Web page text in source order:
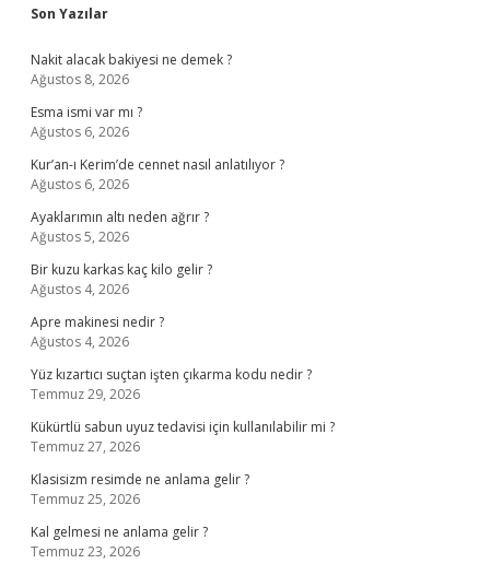
Sidebar
Son Yazılar
Nakit alacak bakiyesi ne demek ?
Ağustos 8, 2026
Esma ismi var mı ?
Ağustos 6, 2026
Kur’an-ı Kerim’de cennet nasıl anlatılıyor ?
Ağustos 6, 2026
Ayaklarımın altı neden ağrır ?
Ağustos 5, 2026
Bir kuzu karkas kaç kilo gelir ?
Ağustos 4, 2026
Apre makinesi nedir ?
Ağustos 4, 2026
Yüz kızartıcı suçtan işten çıkarma kodu nedir ?
Temmuz 29, 2026
Kükürtlü sabun uyuz tedavisi için kullanılabilir mi ?
Temmuz 27, 2026
Klasisizm resimde ne anlama gelir ?
Temmuz 25, 2026
Kal gelmesi ne anlama gelir ?
Temmuz 23, 2026